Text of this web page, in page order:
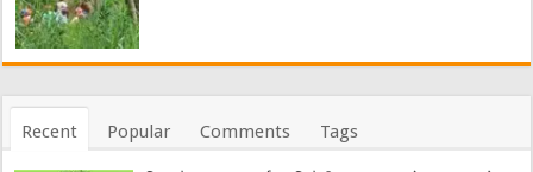
Recent Popular Comments Tags